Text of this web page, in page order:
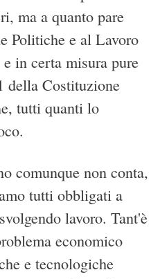
ma a quanto pare
Politiche e al Lavoro
in certa misura pure
della Costituzione
tutti quanti lo
comunque non conta,
tutti obbligati a
lavoro. Tant'è
economico
e tecnologiche